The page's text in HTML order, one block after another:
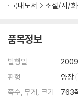
국내도서 소설/시/
품목정보
발행일
2009
판형
양장
쪽수, 무게, 크기
763